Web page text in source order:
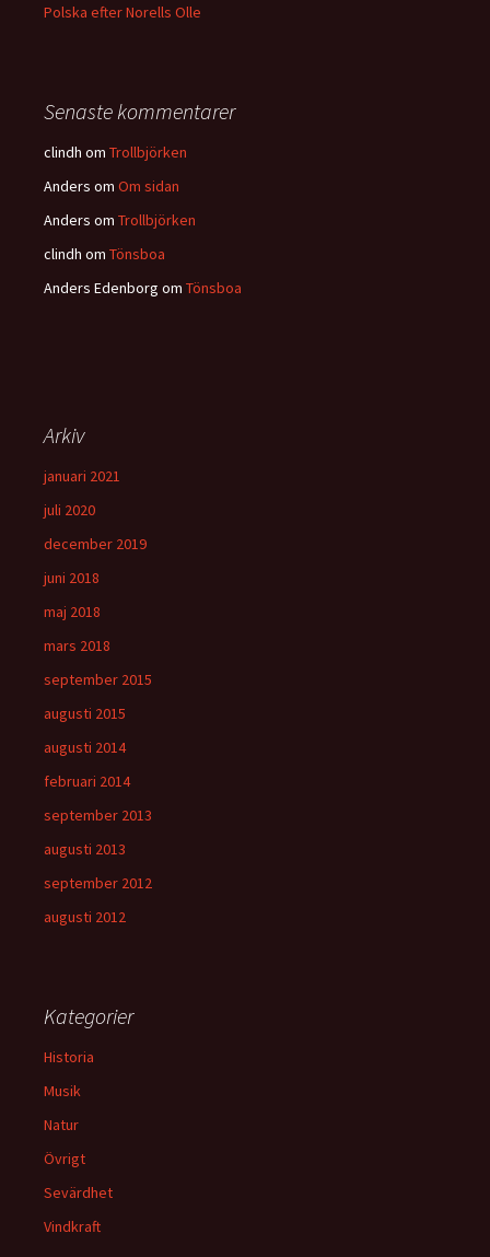
Polska efter Norells Olle
Senaste kommentarer
clindh om Trollbjörken
Anders om Om sidan
Anders om Trollbjörken
clindh om Tönsboa
Anders Edenborg om Tönsboa
Arkiv
januari 2021
juli 2020
december 2019
juni 2018
maj 2018
mars 2018
september 2015
augusti 2015
augusti 2014
februari 2014
september 2013
augusti 2013
september 2012
augusti 2012
Kategorier
Historia
Musik
Natur
Övrigt
Sevärdhet
Vindkraft